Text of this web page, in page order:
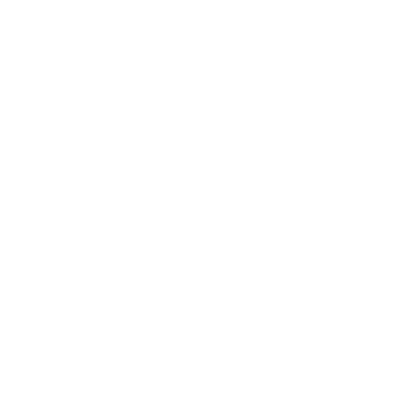
です。
ありません。
です。
ず変更すること